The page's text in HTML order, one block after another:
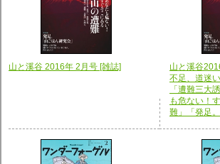
山と溪谷 2016年 2月号 [雑誌]
山と溪谷
不足、道迷
「遭難三大
も危ない！
難」「発足